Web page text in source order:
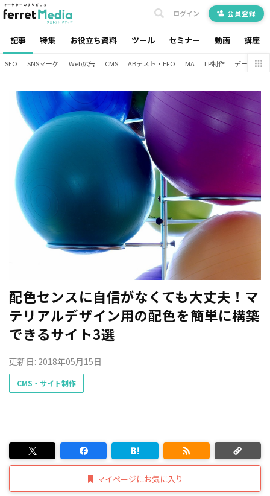
記事 特集 お役立ち資料 ツール セミナー 動画 講座
ログイン 会員登録
SEO SNSマーケ Web広告 CMS ABテスト・EFO MA LP制作 データ分析
配色センスに自信がなくても大丈夫！マ
テリアルデザイン用の配色を簡単に構築
できるサイト3選
更新日: 2018年05月15日
CMS・サイト制作
マイページにお気に入り